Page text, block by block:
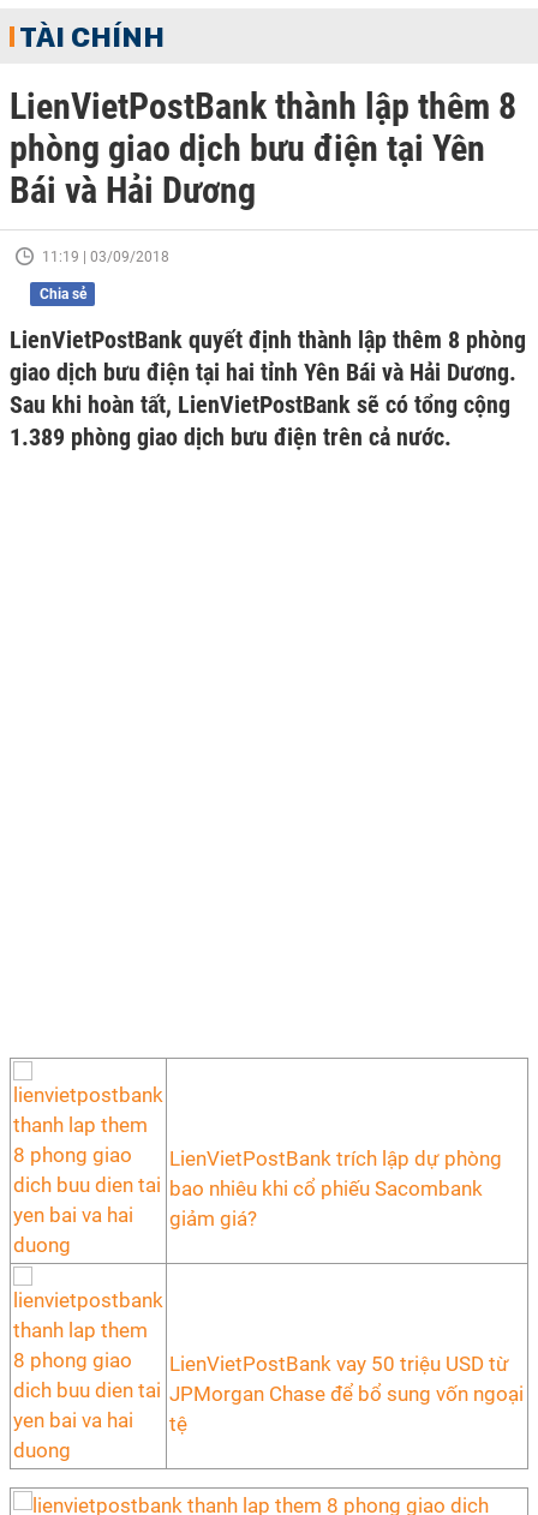
TÀI CHÍNH
LienVietPostBank thành lập thêm 8
phòng giao dịch bưu điện tại Yên
Bái và Hải Dương
11:19 | 03/09/2018
Chia sẻ
LienVietPostBank quyết định thành lập thêm 8 phòng
giao dịch bưu điện tại hai tỉnh Yên Bái và Hải Dương.
Sau khi hoàn tất, LienVietPostBank sẽ có tổng cộng
1.389 phòng giao dịch bưu điện trên cả nước.
LienVietPostBank trích lập dự phòng
bao nhiêu khi cổ phiếu Sacombank
giảm giá?
LienVietPostBank vay 50 triệu USD từ
JPMorgan Chase để bổ sung vốn ngoại
tệ